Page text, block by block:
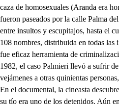
caza de homosexuales (Aranda era
fueron paseados por la calle Palma
entre insultos y escupitajos, hasta el
108 nombres, distribuida en todas las
fue eficaz herramienta de
1982, el caso Palmieri llevó a sufrir
vejámenes a otras quinientas
En el documental, la cineasta
su tío era uno de los detenidos. Aún